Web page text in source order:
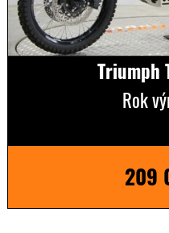
Triumph
Rok
209